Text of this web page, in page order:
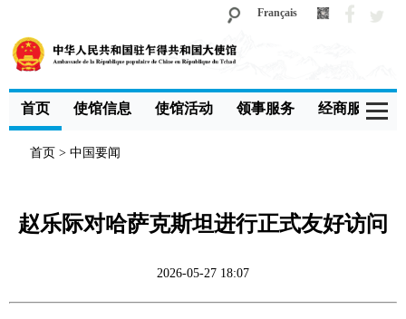
Français
首页 使馆信息 使馆活动 领事服务 经商服务
首页 > 中国要闻
赵乐际对哈萨克斯坦进行正式友好访问
2026-05-27 18:07